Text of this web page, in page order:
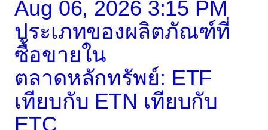
Aug 06, 2026 3:15 PM
ประเภทของผลิตภัณฑ์ที่
ซื้อขายใน
ตลาดหลักทรัพย์: ETF
เทียบกับ ETN เทียบกับ
ETC